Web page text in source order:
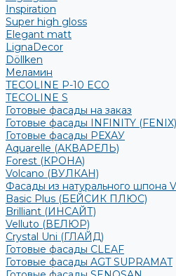
Inspiration
Super high gloss
Elegant matt
LignaDecor
Döllken
Меламин
TECOLINE P-10 ECO
TECOLINE S
Готовые фасады на заказ
Готовые фасады INFINITY (FENIX)
Готовые фасады РЕХАУ
Aquarelle (АКВАРЕЛЬ)
Forest (КРОНА)
Volcano (ВУЛКАН)
Фасады из натурального шпона
Basic Plus (БЕЙСИК ПЛЮС)
Brilliant (ИНСАЙТ)
Velluto (ВЕЛЮР)
Crystal Uni (ГЛАЙД)
Готовые фасады CLEAF
Готовые фасады AGT SUPRAMAT